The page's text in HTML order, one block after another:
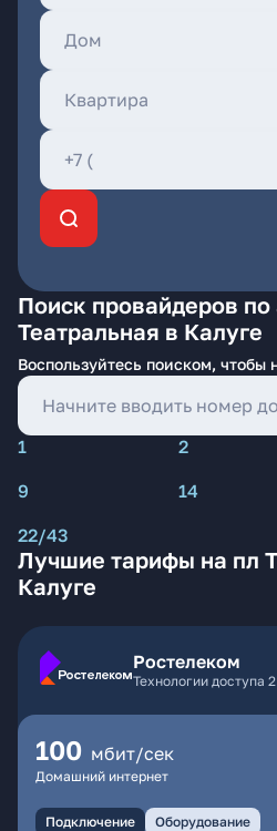
Поиск провайдеров по
Театральная в Калуге
Воспользуйтесь поиском, чтобы
1 2
9
14
22/43
Лучшие тарифы на пл
Калуге
Ростелеком
Технологии доступа
100 мбит/сек
Домашний интернет
Подключение Оборудование